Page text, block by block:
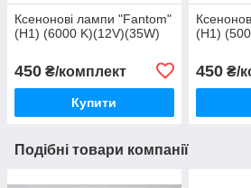
Ксенонові лампи "Fantom"
(H1) (6000 K)(12V)(35W)
450 ₴/комплект
Купити
(H1)
450₴/
Подібні товари компанії